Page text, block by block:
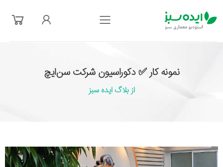
فهرست
نمونه کار ✅ دکوراسیون شرکت سن‌ایچ
از بلاگ ایده سبز